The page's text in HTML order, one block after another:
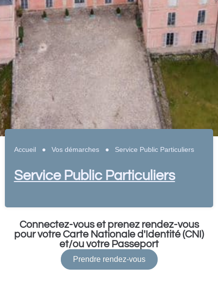
Accueil ● Vos démarches● Service Public Particuliers
Service Public Particuliers
Connectez-vous et prenez rendez-vous
pour votre Carte Nationale d'Identité (CNI)
et/ou votre Passeport
Prendre rendez-vous